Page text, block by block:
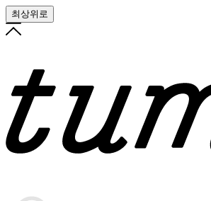
최상위로